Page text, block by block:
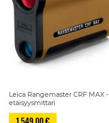
Leica Rangemaster CRF MAX -
etäisyysmittari